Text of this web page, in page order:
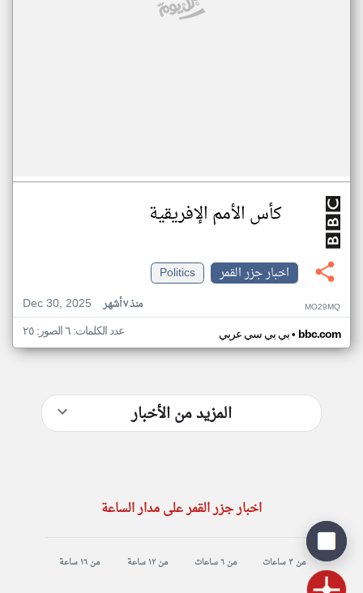
كأس الأمم الإفريقية
اخبار جزر القمر
Politics
Dec 30, 2025
منذ ٧ أشهر MO29MQ
بي بي سي عربي• bbc.com عدد الكلمات: ٦ الصور: ٢٥
المزيد من الأخبار
اخبار جزر القمر على مدار الساعة
من ٣ ساعات من ٦ ساعات من ١٢ ساعة من ١٦ ساعة